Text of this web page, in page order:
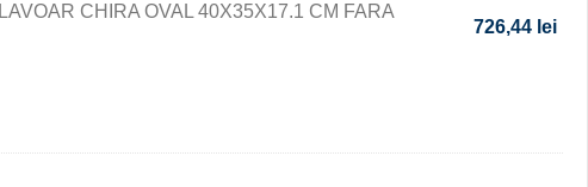
LAVOAR CHIRA OVAL 40X35X17.1 CM FARA
726,44 lei